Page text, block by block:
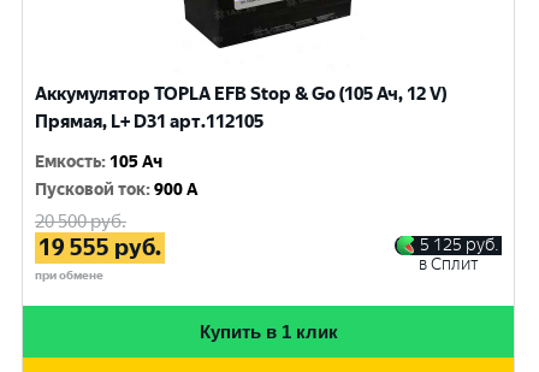
Аккумулятор TOPLA EFB Stop & Go (105 Ач, 12 V)
Прямая, L+ D31 арт.112105
Емкость: 105 Ач
Пусковой ток:900 A
20 500руб.
19 555 руб.
при обмене
5 125 руб.
в Сплит
Купить в 1 клик